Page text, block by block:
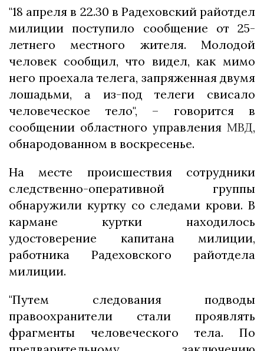
"18 апреля в 22.30 в Радеховский райотдел
милиции поступило сообщение от 25-
летнего местного жителя. Молодой
человек сообщил, что видел, как мимо
него проехала телега, запряженная двумя
лошадьми, а из-под телеги свисало
человеческое тело", – говорится в
сообщении областного управления МВД,
обнародованном в воскресенье.
На месте происшествия сотрудники
следственно-оперативной группы
обнаружили куртку со следами крови. В
кармане куртки находилось
удостоверение капитана милиции,
работника Радеховского райотдела
милиции.
"Путем следования подводы
правоохранители стали проявлять
фрагменты человеческого тела. По